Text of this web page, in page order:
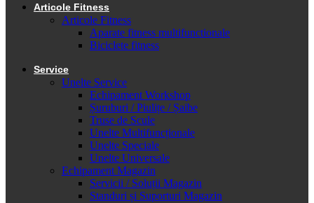
Articole Fitness
Articole Fitness
Aparate fitness multifunctionale
Biciclete fitness
Service
Unelte Service
Echipament Workshop
Șuruburi / Piulițe / Șaibe
Truse de Scule
Unelte Multifuncționale
Unelte Speciale
Unelte Universale
Echipament Magazin
Servicii / Soluții Magazin
Standuri și Suporturi Magazin